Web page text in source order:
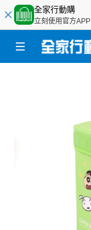
全家行動購
立刻使用官方APP